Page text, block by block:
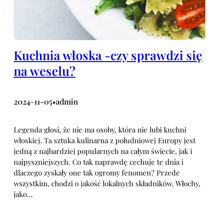
Kuchnia włoska -czy sprawdzi się
na weselu?
2024-11-05•admin
Legenda głosi, że nie ma osoby, która nie lubi kuchni
włoskiej. Ta sztuka kulinarna z południowej Europy jest
jedną z najbardziej popularnych na całym świecie, jak i
najpyszniejszych. Co tak naprawdę cechuje te dnia i
dlaczego zyskały one tak ogromy fenomen? Przede
wszystkim, chodzi o jakość lokalnych składników. Włochy,
jako…